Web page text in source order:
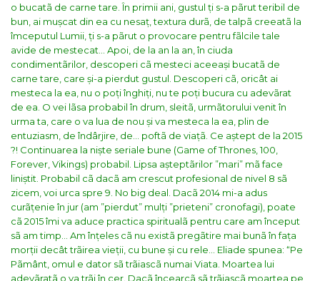
o bucatã de carne tare. În primii ani, gustul ți s-a pãrut teribil de
bun, ai mușcat din ea cu nesaț, textura durã, de talpã creeatã la
îmceputul Lumii, ți s-a pãrut o provocare pentru fãlcile tale
avide de mestecat… Apoi, de la an la an, în ciuda
condimentãrilor, descoperi cã mesteci aceeași bucatã de
carne tare, care și-a pierdut gustul. Descoperi cã, oricât ai
mesteca la ea, nu o poți înghiți, nu te poți bucura cu adevãrat
de ea. O vei lãsa probabil în drum, sleitã, urmãtorului venit în
urma ta, care o va lua de nou și va mesteca la ea, plin de
entuziasm, de îndârjire, de… poftã de viațã. Ce aștept de la 2015
?! Continuarea la niște seriale bune (Game of Thrones, 100,
Forever, Vikings) probabil. Lipsa așteptãrilor ”mari” mã face
liniștit. Probabil cã dacã am crescut profesional de nivel 8 sã
zicem, voi urca spre 9. No big deal. Dacã 2014 mi-a adus
curãțenie în jur (am ”pierdut” mulți ”prieteni” cronofagi), poate
cã 2015 îmi va aduce practica spiritualã pentru care am început
sã am timp…
Am înțeles cã nu existã pregãtire mai bunã în fața
morții decât trãirea vieții, cu bune și cu rele… Eliade spunea: “Pe
Pãmânt, omul e dator sã trãiascã numai Viata. Moartea lui
adevãratã o va trãi în cer. Dacã încearcã sã trãiascã moartea pe